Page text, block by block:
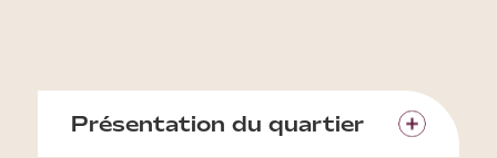
Présentation du quartier